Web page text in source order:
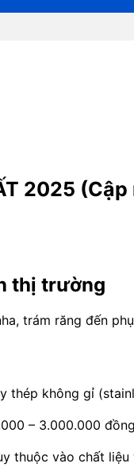
2025
thị trường
trám răng đến
thép không gỉ
– 3.000.000
thuộc vào chất liệu